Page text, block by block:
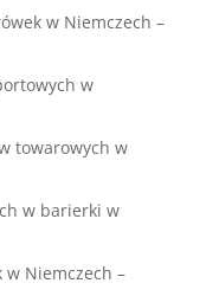
w Niemczech –
w
towarowych w
w barierki w
Niemczech –